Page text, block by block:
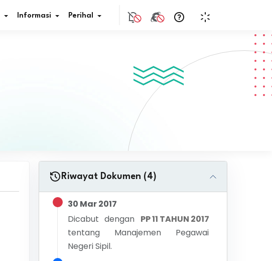
Informasi
Statistik
Penghargaan JDIH
Perihal
Riwayat Dokumen (4)
30 Mar 2017
Dicabut dengan PP 11 TAHUN 2017
tentang Manajemen Pegawai
Negeri Sipil.